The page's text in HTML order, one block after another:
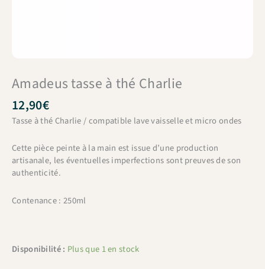
Amadeus tasse à thé Charlie
12,90€
Tasse à thé Charlie / compatible lave vaisselle et micro ondes
Cette pièce peinte à la main est issue d’une production
artisanale, les éventuelles imperfections sont preuves de son
authenticité.
Contenance : 250ml
Disponibilité : Plus que 1 en stock